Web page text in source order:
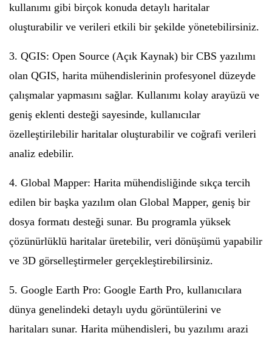
kullanımı gibi birçok konuda detaylı haritalar
oluşturabilir ve verileri etkili bir şekilde yönetebilirsiniz.
3. QGIS: Open Source (Açık Kaynak) bir CBS yazılımı
olan QGIS, harita mühendislerinin profesyonel düzeyde
çalışmalar yapmasını sağlar. Kullanımı kolay arayüzü ve
geniş eklenti desteği sayesinde, kullanıcılar
özelleştirilebilir haritalar oluşturabilir ve coğrafi verileri
analiz edebilir.
4. Global Mapper: Harita mühendisliğinde sıkça tercih
edilen bir başka yazılım olan Global Mapper, geniş bir
dosya formatı desteği sunar. Bu programla yüksek
çözünürlüklü haritalar üretebilir, veri dönüşümü yapabilir
ve 3D görselleştirmeler gerçekleştirebilirsiniz.
5. Google Earth Pro: Google Earth Pro, kullanıcılara
dünya genelindeki detaylı uydu görüntülerini ve
haritaları sunar. Harita mühendisleri, bu yazılımı arazi